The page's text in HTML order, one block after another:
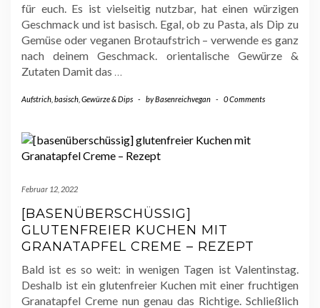
für euch. Es ist vielseitig nutzbar, hat einen würzigen
Geschmack und ist basisch. Egal, ob zu Pasta, als Dip zu
Gemüse oder veganen Brotaufstrich – verwende es ganz
nach deinem Geschmack. orientalische Gewürze &
Zutaten Damit das …
Aufstrich basisch Gewürze & Dips - byBasenreichvegan - 0 Comments
Februar 12, 2022
[BASENÜBERSCHÜSSIG]
GLUTENFREIER KUCHEN MIT
GRANATAPFEL CREME – REZEPT
Bald ist es so weit: in wenigen Tagen ist Valentinstag.
Deshalb ist ein glutenfreier Kuchen mit einer fruchtigen
Granatapfel Creme nun genau das Richtige. Schließlich